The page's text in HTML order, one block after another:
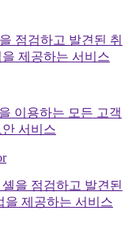
점검하고 발견된 취
제공하는 서비스
이용하는 모든 고객
서비스
을 점검하고 발견된
을 제공하는 서비스